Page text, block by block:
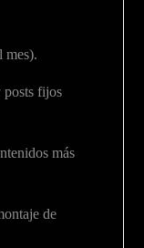
mes).
posts fijos
más
de